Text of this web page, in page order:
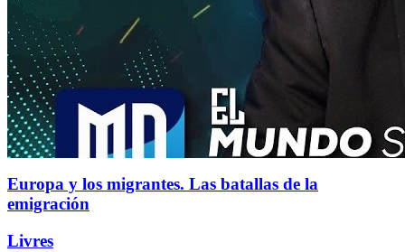
Europa y los migrantes. Las batallas de la
emigración
Livres